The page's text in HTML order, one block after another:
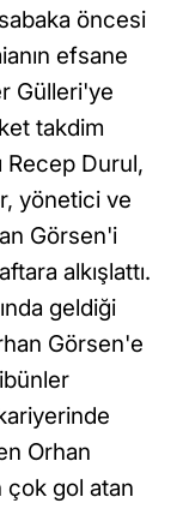
öncesi
efsane
Gülleri'ye
takdim
Recep Durul,
yönetici ve
Görsen'i
alkışlattı.
geldiği
Görsen'e
Orhan
çok gol atan